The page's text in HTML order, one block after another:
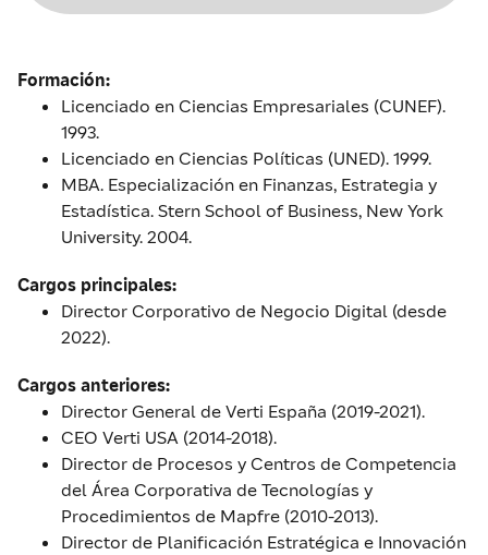
Formación:
Licenciado en Ciencias Empresariales (CUNEF).
1993.
Licenciado en Ciencias Políticas (UNED). 1999.
MBA. Especialización en Finanzas, Estrategia y
Estadística. Stern School of Business, New York
University. 2004.
Cargos principales:
Director Corporativo de Negocio Digital (desde
2022).
Cargos anteriores:
Director General de Verti España (2019-2021).
CEO Verti USA (2014-2018).
Director de Procesos y Centros de Competencia
del Área Corporativa de Tecnologías y
Procedimientos de Mapfre (2010-2013).
Director de Planificación Estratégica e Innovación